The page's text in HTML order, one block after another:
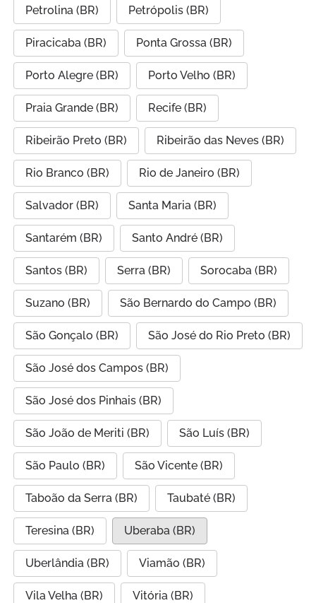
Petrolina (BR) Petrópolis (BR)
Piracicaba (BR) Ponta Grossa (BR)
Porto Alegre (BR) Porto Velho (BR)
Praia Grande (BR) Recife (BR)
Ribeirão Preto (BR) Ribeirão das Neves (BR)
Rio Branco (BR) Rio de Janeiro (BR)
Salvador (BR) Santa Maria (BR)
Santarém (BR) Santo André (BR)
Santos (BR) Serra (BR) Sorocaba (BR)
Suzano (BR) São Bernardo do Campo (BR)
São Gonçalo (BR) São José do Rio Preto (BR)
São José dos Campos (BR)
São José dos Pinhais (BR)
São João de Meriti (BR) São Luís (BR)
São Paulo (BR) São Vicente (BR)
Taboão da Serra (BR) Taubaté (BR)
Teresina (BR) Uberaba (BR)
Uberlândia (BR) Viamão (BR)
Vila Velha (BR) Vitória (BR)